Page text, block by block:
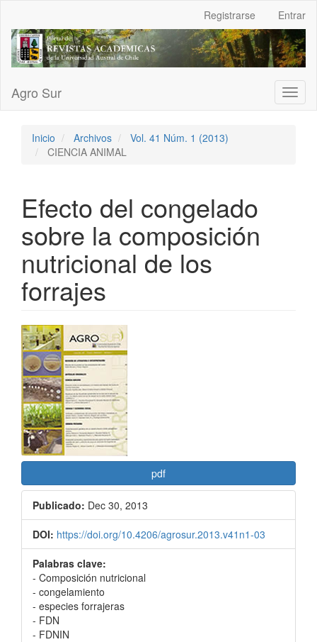
Contenido
principal
Barra
Registrarse Entrar
Agro Sur
Inicio Archivos
Vol. 41 Núm. 1 (2013)
CIENCIA ANIMAL
Efecto del congelado
sobre la composición
nutricional de los
forrajes
Barra
lateral
del
artículo
pdf
Publicado: Dec 30, 2013
DOI: https://doi.org/10.4206/agrosur.2013.v41n1-03
Palabras clave:
- Composición nutricional
- congelamiento
- especies forrajeras
- FDN
- FDNIN